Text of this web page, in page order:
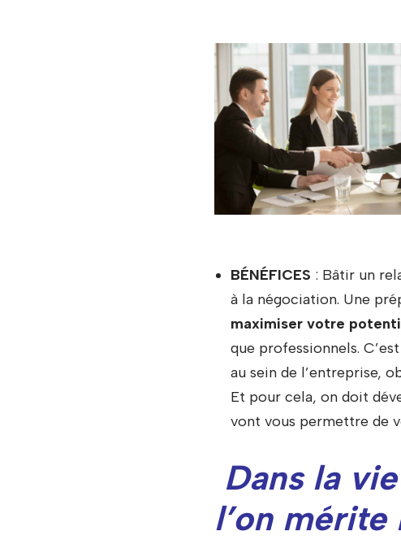
BÉNÉFICES : Bâtir un
à la négociation. Une
maximiser votre
que professionnels.
au sein de l’entreprise,
Et pour cela, on doit
vont vous permettre de
Dans la
l’on